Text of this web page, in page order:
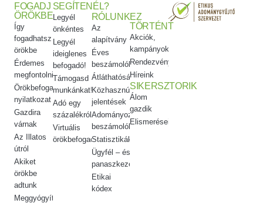
FOGADJ
ÖRÖKBE
Így
fogadhatsz
örökbe
Érdemes
megfontolni
Örökbefogadói
nyilatkozat
Gazdira
várnak
Az Illatos
útról
Akiket
örökbe
adtunk
Meggyógyítottuk
SEGÍTENÉL?
Legyél
önkéntes
Legyél
ideiglenes
befogadó!
Támogasd
munkánkat!
Adó egy
százalékról
Virtuális
örökbefogadás
RÓLUNK
Az
alapítvány
Éves
beszámolók
Átláthatóság
Közhasznúsági
jelentések
Adományozási
beszámolók
Statisztikák
Ügyfél – és
panaszkezelés
Etikai
kódex
EZ
TÖRTÉNT
Akciók,
kampányok
Rendezvényeink
Híreink
SIKERSZTORIK
Álom
gazdik
Elismeréseink